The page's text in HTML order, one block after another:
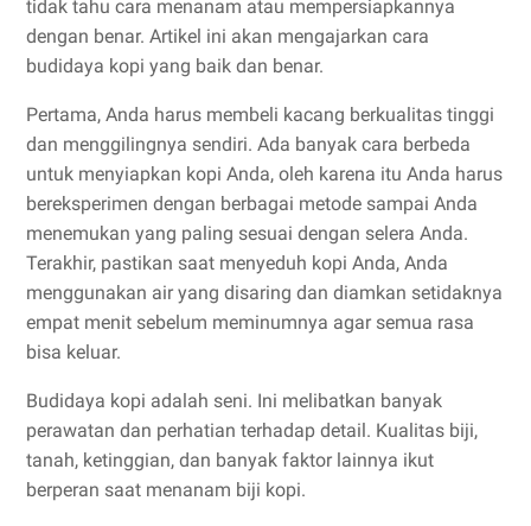
tidak tahu cara menanam atau mempersiapkannya
dengan benar. Artikel ini akan mengajarkan cara
budidaya kopi yang baik dan benar.
Pertama, Anda harus membeli kacang berkualitas tinggi
dan menggilingnya sendiri. Ada banyak cara berbeda
untuk menyiapkan kopi Anda, oleh karena itu Anda harus
bereksperimen dengan berbagai metode sampai Anda
menemukan yang paling sesuai dengan selera Anda.
Terakhir, pastikan saat menyeduh kopi Anda, Anda
menggunakan air yang disaring dan diamkan setidaknya
empat menit sebelum meminumnya agar semua rasa
bisa keluar.
Budidaya kopi adalah seni. Ini melibatkan banyak
perawatan dan perhatian terhadap detail. Kualitas biji,
tanah, ketinggian, dan banyak faktor lainnya ikut
berperan saat menanam biji kopi.